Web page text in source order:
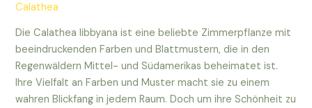
Calathea
Die Calathea libbyana ist eine beliebte Zimmerpflanze mit
beeindruckenden Farben und Blattmustern, die in den
Regenwäldern Mittel- und Südamerikas beheimatet ist.
Ihre Vielfalt an Farben und Muster macht sie zu einem
wahren Blickfang in jedem Raum. Doch um ihre Schönheit zu